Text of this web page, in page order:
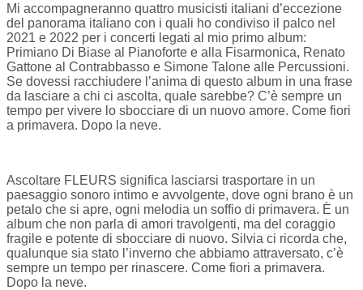
Mi accompagneranno quattro musicisti italiani d’eccezione
del panorama italiano con i quali ho condiviso il palco nel
2021 e 2022 per i concerti legati al mio primo album:
Primiano Di Biase al Pianoforte e alla Fisarmonica, Renato
Gattone al Contrabbasso e Simone Talone alle Percussioni.
Se dovessi racchiudere l’anima di questo album in una frase
da lasciare a chi ci ascolta, quale sarebbe? C’è sempre un
tempo per vivere lo sbocciare di un nuovo amore. Come fiori
a primavera. Dopo la neve.
Ascoltare FLEURS significa lasciarsi trasportare in un
paesaggio sonoro intimo e avvolgente, dove ogni brano è un
petalo che si apre, ogni melodia un soffio di primavera. È un
album che non parla di amori travolgenti, ma del coraggio
fragile e potente di sbocciare di nuovo. Silvia ci ricorda che,
qualunque sia stato l’inverno che abbiamo attraversato, c’è
sempre un tempo per rinascere. Come fiori a primavera.
Dopo la neve.